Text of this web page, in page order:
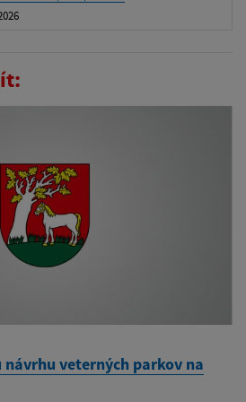
návrhu veterných parkov na